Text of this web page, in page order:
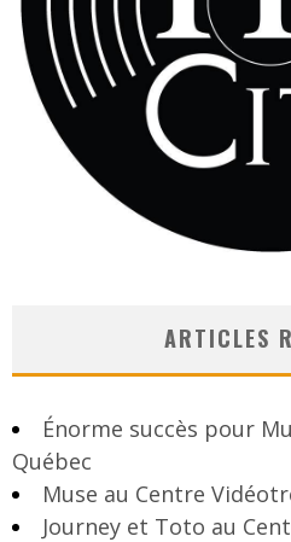
ARTICLES
Énorme succès pour
Québec
Muse au Centre
Journey et Toto au